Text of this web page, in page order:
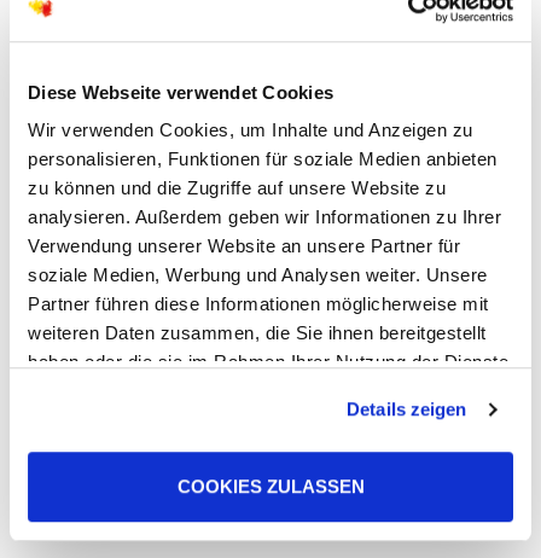
Diese Webseite verwendet Cookies
Wir verwenden Cookies, um Inhalte und Anzeigen zu
personalisieren, Funktionen für soziale Medien anbieten
zu können und die Zugriffe auf unsere Website zu
analysieren. Außerdem geben wir Informationen zu Ihrer
Verwendung unserer Website an unsere Partner für
soziale Medien, Werbung und Analysen weiter. Unsere
Partner führen diese Informationen möglicherweise mit
weiteren Daten zusammen, die Sie ihnen bereitgestellt
haben oder die sie im Rahmen Ihrer Nutzung der Dienste
Cookies, wenn Sie unsere Webseite weiterhin nutzen.
Details zeigen
COOKIES ZULASSEN
Sie haben vor zu heiraten und möchten dies – außer im
Herzlich willkommen!
Um das Traugespräch zu verabreden, wenden Sie sich am
besten an Ihre Pfarrerin oder Ihren Pfarrer (siehe
“Konktakte”). Dort kann alles zur Sprache kommen, was
für die Vorbereitung auf den Trau-Gottesdienst wichtig
ist.
Ein Tipp: Je frühzeitiger Sie den Traugottesdienst
anmelden, desto besser lässt sich gewährleisten, dass die
von Ihnen gewählte Kirche, aber auch die Pfarrerin, der
Organist, und die Küsterin am gewünschten Termin
Ausführliche Antworten zu allen Fragen rund um das
Thema Trauung finden Sie hier auf der Internetseite der
Evangelischen Kirche zu Kurhessen-Waldeck.